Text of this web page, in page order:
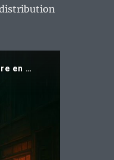
distribution